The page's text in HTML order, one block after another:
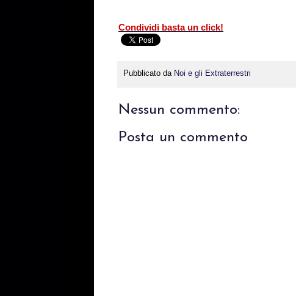
Condividi basta un click!
Pubblicato da Noi e gli Extraterrestri
Nessun commento:
Posta un commento